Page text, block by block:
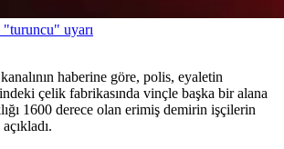
uyarı
haberine göre, polis, eyaletin
çelik fabrikasında vinçle başka bir alana
1600 derece olan erimiş demirin işçilerin